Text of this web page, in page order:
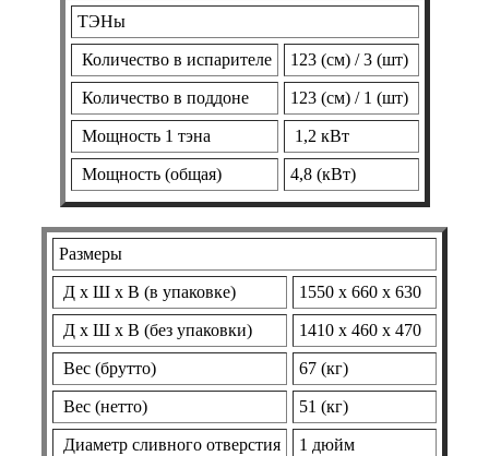
ТЭНы
Количество в испарителе 123 (см) / 3 (шт)
Количество в поддоне 123 (см) / 1 (шт)
Мощность 1 тэна 1,2 кВт
Мощность (общая) 4,8 (кВт)
Размеры
Д х Ш х В (в упаковке) 1550 х 660 х 630
Д х Ш х В (без упаковки) 1410 х 460 х 470
Вес (брутто) 67 (кг)
Вес (нетто) 51 (кг)
Диаметр сливного отверстия 1 дюйм